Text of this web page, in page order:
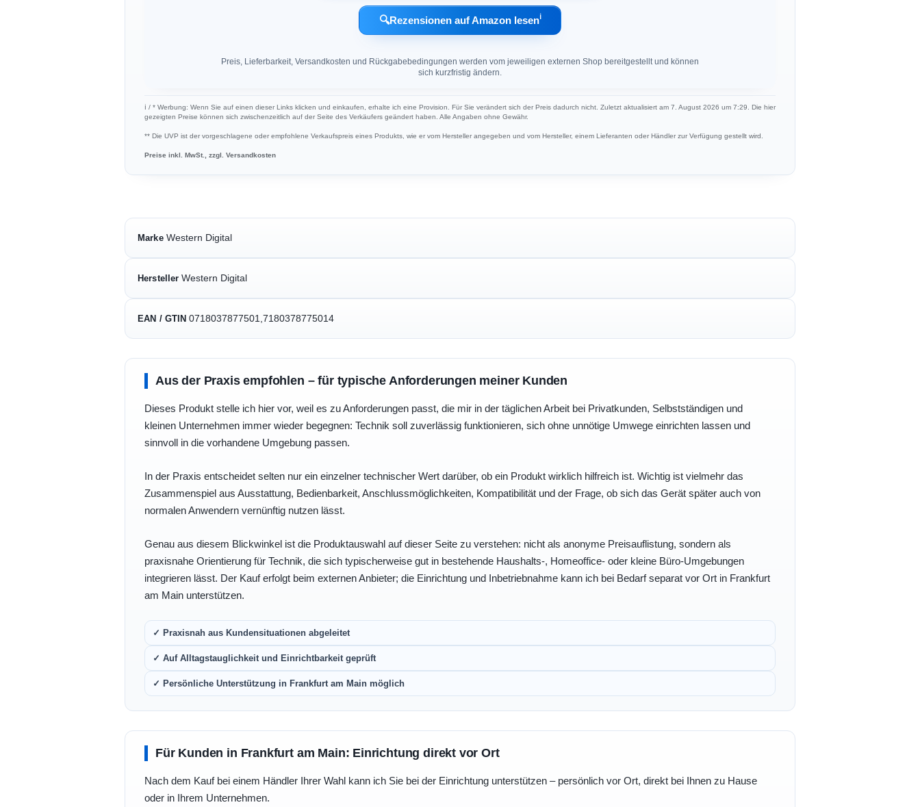
🔍Rezensionen auf Amazon lesenℹ︎
Preis, Lieferbarkeit, Versandkosten und Rückgabebedingungen werden vom jeweiligen externen Shop bereitgestellt und können
sich kurzfristig ändern.
ℹ︎ / * Werbung: Wenn Sie auf einen dieser Links klicken und einkaufen, erhalte ich eine Provision. Für Sie verändert sich der Preis dadurch nicht. Zuletzt aktualisiert am 7. August 2026 um 7:29. Die hier
gezeigten Preise können sich zwischenzeitlich auf der Seite des Verkäufers geändert haben. Alle Angaben ohne Gewähr.
** Die UVP ist der vorgeschlagene oder empfohlene Verkaufspreis eines Produkts, wie er vom Hersteller angegeben und vom Hersteller, einem Lieferanten oder Händler zur Verfügung gestellt wird.
Preise inkl. MwSt., zzgl. Versandkosten
Marke Western Digital
Hersteller Western Digital
EAN / GTIN 0718037877501,7180378775014
Aus der Praxis empfohlen – für typische Anforderungen meiner Kunden
Dieses Produkt stelle ich hier vor, weil es zu Anforderungen passt, die mir in der täglichen Arbeit bei Privatkunden, Selbstständigen und
kleinen Unternehmen immer wieder begegnen: Technik soll zuverlässig funktionieren, sich ohne unnötige Umwege einrichten lassen und
sinnvoll in die vorhandene Umgebung passen.
In der Praxis entscheidet selten nur ein einzelner technischer Wert darüber, ob ein Produkt wirklich hilfreich ist. Wichtig ist vielmehr das
Zusammenspiel aus Ausstattung, Bedienbarkeit, Anschlussmöglichkeiten, Kompatibilität und der Frage, ob sich das Gerät später auch von
normalen Anwendern vernünftig nutzen lässt.
Genau aus diesem Blickwinkel ist die Produktauswahl auf dieser Seite zu verstehen: nicht als anonyme Preisauflistung, sondern als
praxisnahe Orientierung für Technik, die sich typischerweise gut in bestehende Haushalts-, Homeoffice- oder kleine Büro-Umgebungen
integrieren lässt. Der Kauf erfolgt beim externen Anbieter; die Einrichtung und Inbetriebnahme kann ich bei Bedarf separat vor Ort in Frankfurt
am Main unterstützen.
✓ Praxisnah aus Kundensituationen abgeleitet
✓ Auf Alltagstauglichkeit und Einrichtbarkeit geprüft
✓ Persönliche Unterstützung in Frankfurt am Main möglich
Für Kunden in Frankfurt am Main: Einrichtung direkt vor Ort
Nach dem Kauf bei einem Händler Ihrer Wahl kann ich Sie bei der Einrichtung unterstützen – persönlich vor Ort, direkt bei Ihnen zu Hause
oder in Ihrem Unternehmen.